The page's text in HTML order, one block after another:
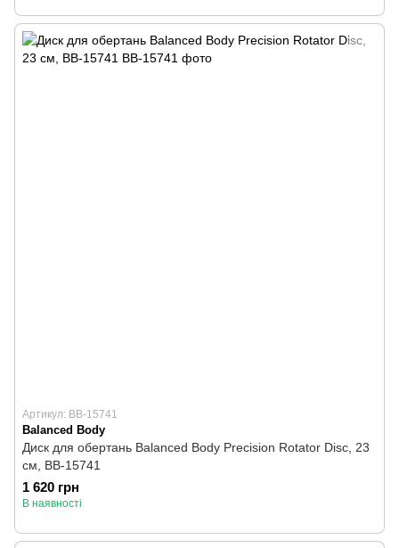
Артикул: BB-15741
Balanced Body
Диск для обертань Balanced Body Precision Rotator Disc, 23
см, BB-15741
1 620 грн
В наявності